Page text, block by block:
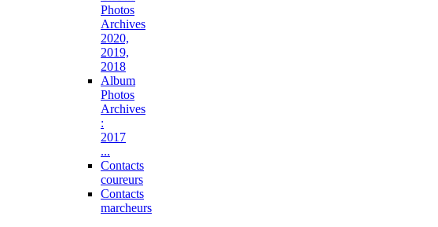
Photos
Archives
2020,
2019,
2018
Album
Photos
Archives
:
2017
...
Contacts
coureurs
Contacts
marcheurs